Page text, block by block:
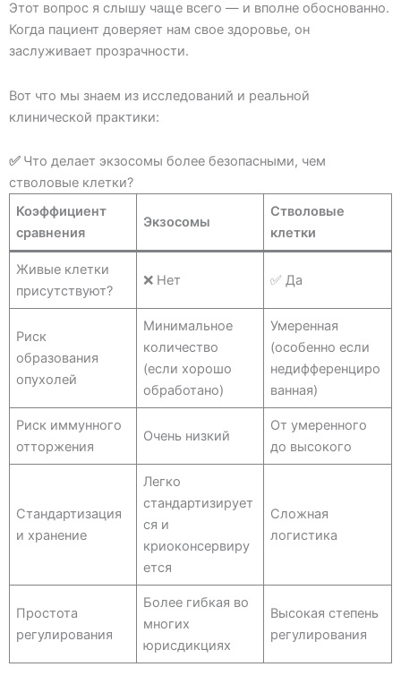
Этот вопрос я слышу чаще всего — и вполне обоснованно.
Когда пациент доверяет нам свое здоровье, он
заслуживает прозрачности.
Вот что мы знаем из исследований и реальной
клинической практики:
✅ Что делает экзосомы более безопасными, чем
стволовые клетки?
Коэффициент
сравнения
Экзосомы
Стволовые
клетки
Живые клетки
присутствуют?
❌ Нет ✅ Да
Риск
образования
опухолей
Минимальное
количество
(если хорошо
обработано)
Умеренная
(особенно если
недифференциро
ванная)
Риск иммунного
отторжения
Очень низкий
От умеренного
до высокого
Стандартизация
и хранение
Легко
стандартизирует
ся и
криоконсервиру
ется
Сложная
логистика
Простота
регулирования
Более гибкая во
многих
юрисдикциях
Высокая степень
регулирования